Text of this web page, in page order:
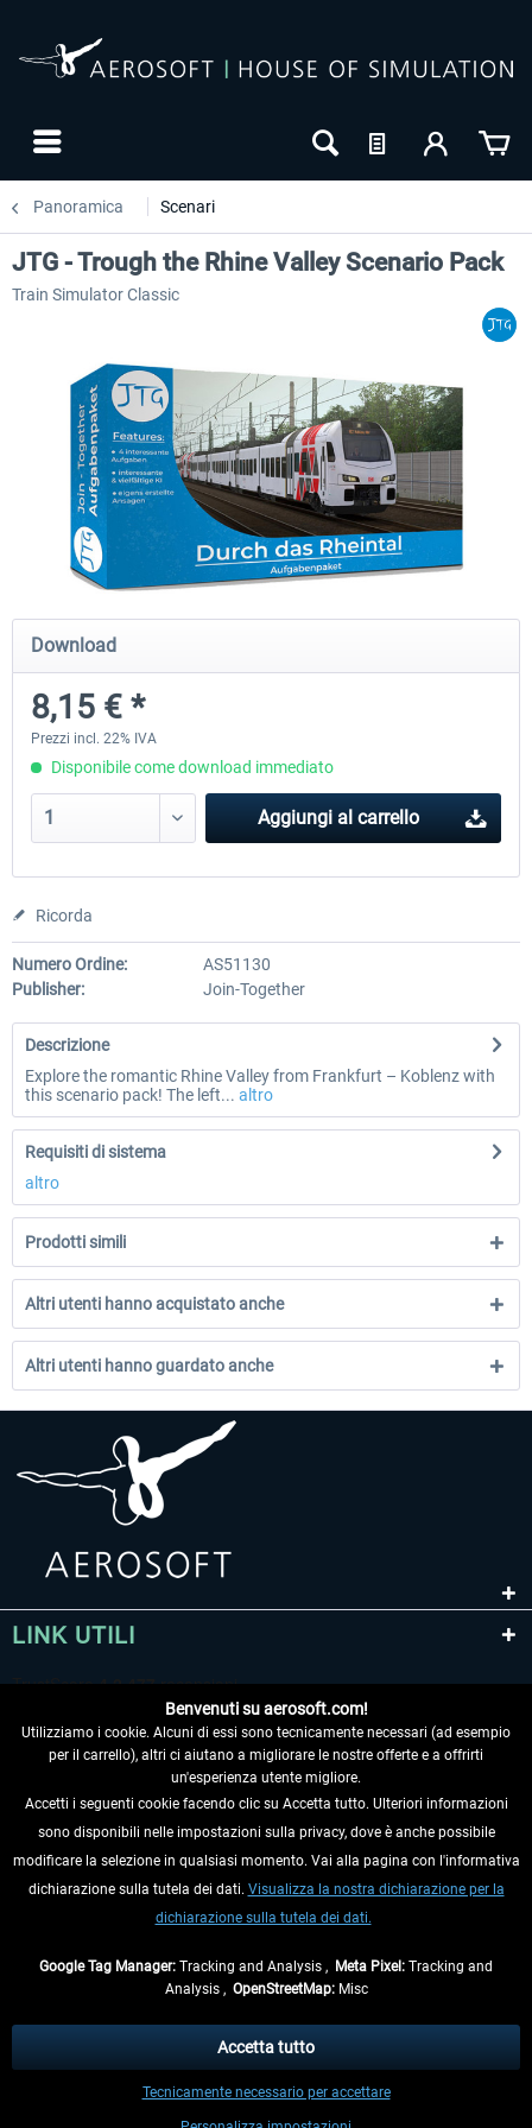
Panoramica Scenari
Just Trains - U-Bahn Hamburg U1 &
40,62 € *
Railworks Szenario-Pack
JTG - Trough the Rhine Valley Scenario Pack
Train Simulator Classic
Download
8,15 € *
Prezzi incl. 22% IVA
Disponibile come download immediato
Aggiungi al carrello
Ricorda
Numero Ordine:
AS51130
Publisher:
Join-Together
Descrizione
Explore the romantic Rhine Valley from Frankfurt – Koblenz with
this scenario pack! The left... altro
Requisiti di sistema
altro
Prodotti simili
Altri utenti hanno acquistato anche
Altri utenti hanno guardato anche
LINK UTILI
RECEDERE DAL CONTRATTO
INFORMAZIONI
eventualmente le spese di spedizione, se non diversamente descritto.
** Riguarda le spedizioni al di fuori della Germania, i tempi di consegna per le
altre nazioni sono disponibili nelleinformazioni di spedizione
Benvenuti su aerosoft.com!
Utilizziamo i cookie. Alcuni di essi sono tecnicamente necessari (ad esempio
per il carrello), altri ci aiutano a migliorare le nostre offerte e a offrirti
un'esperienza utente migliore.
Accetti i seguenti cookie facendo clic su Accetta tutto. Ulteriori informazioni
sono disponibili nelle impostazioni sulla privacy, dove è anche possibile
modificare la selezione in qualsiasi momento. Vai alla pagina con l'informativa
dichiarazione sulla tutela dei dati. Visualizza la nostra dichiarazione per la
dichiarazione sulla tutela dei dati.
Google Tag Manager: Tracking and Analysis , Meta Pixel: Tracking and
Analysis , OpenStreetMap:Misc
Tecnicamente necessario per accettare
Accetta tutto